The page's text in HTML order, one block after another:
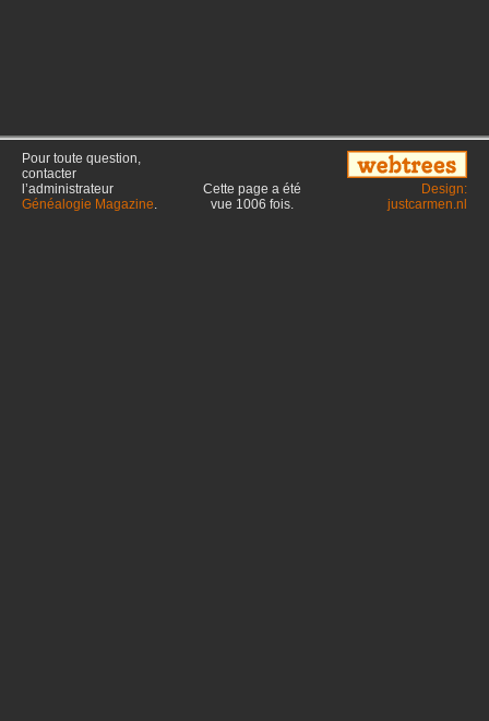
Pour toute question,
contacter
l’administrateur
Généalogie Magazine.
Cette page a été
vue 1006 fois.
Design:
justcarmen.nl